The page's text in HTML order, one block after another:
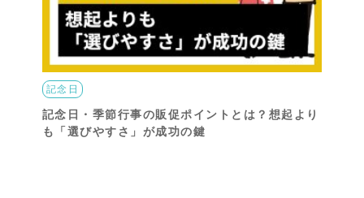
記念日
記念日・季節行事の販促ポイントとは？想起より
も「選びやすさ」が成功の鍵